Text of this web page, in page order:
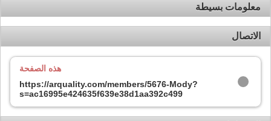
معلومات بسيطة
الاتصال
هذه الصفحة
https://arquality.com/members/5676-Mody?
s=ac16995e424635f639e38d1aa392c499